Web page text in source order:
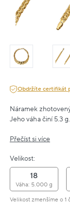
Obdržíte certifikát
Náramek
Jeho váha činí 5.3
Přečíst si více
Velikost:
18
Váha: 5.000 g
Velikost zmenšíme o 1